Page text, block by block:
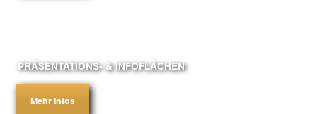
PRÄSENTATIONS- & INFOFLÄCHEN
Mehr Infos